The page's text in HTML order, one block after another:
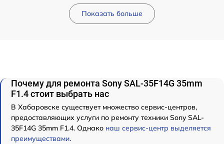
Показать больше
Почему для ремонта Sony SAL-35F14G 35mm
F1.4 стоит выбрать нас
В Хабаровске существует множество сервис-центров,
предоставляющих услуги по ремонту техники Sony SAL-
35F14G 35mm F1.4. Однако наш сервис-центр выделяется
преимуществами.